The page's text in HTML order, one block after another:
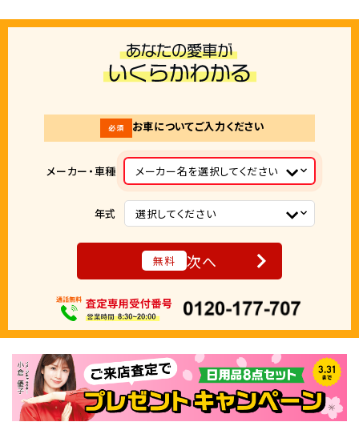
必須 お車についてご入力ください
メーカー・車種 メーカー名を選択してください
年式 選択してください
無料 次へ